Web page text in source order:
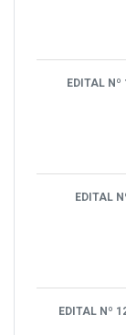
EDITAL
EDITAL
EDITAL Nº